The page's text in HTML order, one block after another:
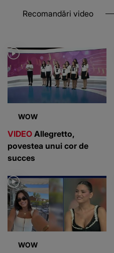
Recomandări video
WOW
VIDEO Allegretto,
povestea unui cor de
succes
WOW